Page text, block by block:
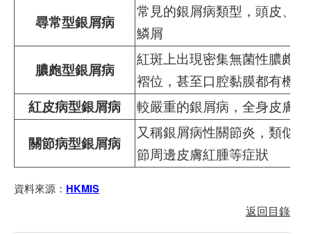
尋常型銀屑病
常見的銀屑病類型，頭皮、
鱗屑
膿皰型銀屑病
紅斑上出現密集無菌性膿皰
褶位，甚至口腔黏膜都有機
紅皮病型銀屑病 較嚴重的銀屑病，全身皮膚
關節病型銀屑病
又稱銀屑病性關節炎，類似
節周邊皮膚紅腫等症狀
資料來源： HKMIS
返回目錄